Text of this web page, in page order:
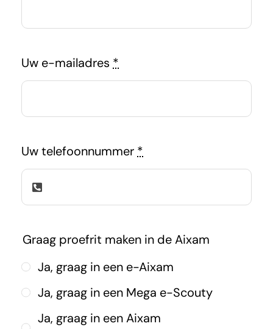
Nieuws
Contact
Uw e-mailadres *
Uw telefoonnummer *
Graag proefrit maken in de Aixam
Ja, graag in een e-Aixam
Ja, graag in een Mega e-Scouty
Ja, graag in een Aixam